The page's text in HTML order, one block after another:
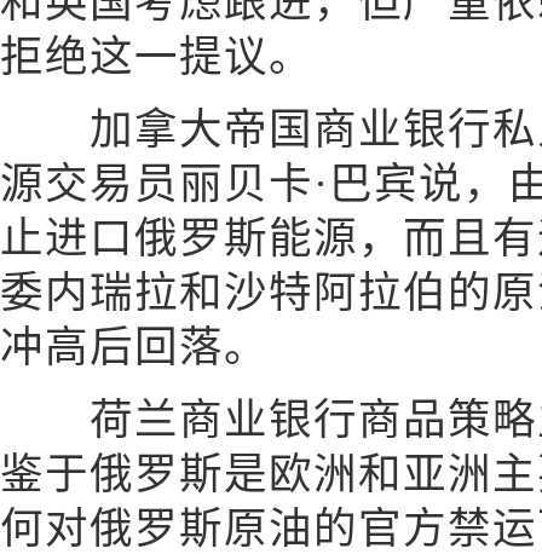
拒绝这一提议。
加拿大帝国商业银行私
源交易员丽贝卡·巴宾说，
止进口俄罗斯能源，而且
委内瑞拉和沙特阿拉伯的
冲高后回落。
荷兰商业银行商品策略
鉴于俄罗斯是欧洲和亚洲
何对俄罗斯原油的官方禁